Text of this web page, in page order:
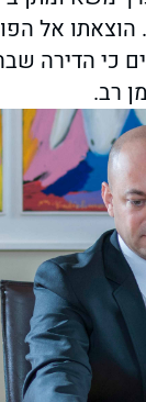
אל
כי הדירה
רב.